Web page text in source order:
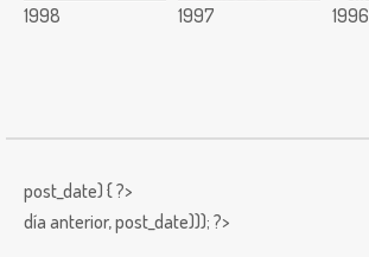
1998 1997 1996
post_date) { ?>
día anterior,post_date))); ?>